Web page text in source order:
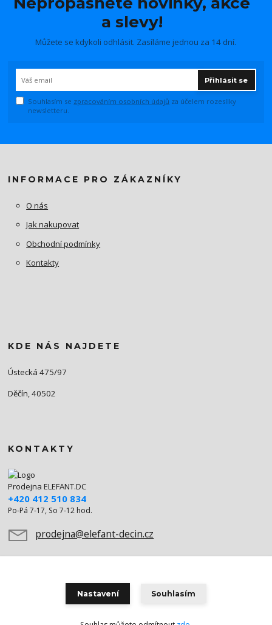
a slevy!
Můžete se kdykoli odhlásit. Zasíláme jednou za 14 dní.
Přihlásit se
Souhlasím se zpracováním osobních údajů za účelem rozesílky
newsletteru.
INFORMACE PRO ZÁKAZNÍKY
O nás
Jak nakupovat
Obchodní podmínky
Kontakty
KDE NÁS NAJDETE
Ústecká 475/97
Děčín, 40502
KONTAKTY
Prodejna ELEFANT.DC
+420 412 510 834
Po-Pá 7-17, So 7-12 hod.
prodejna@elefant-decin.cz
Nastavení Souhlasím